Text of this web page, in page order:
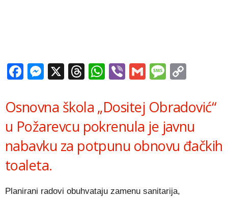
Facebook
Messenger
X Threads
WhatsApp
ViberGmail
Osnovna škola „Dositej Obradović“
u Požarevcu pokrenula je javnu
nabavku za potpunu obnovu đačkih
toaleta.
Planirani radovi obuhvataju zamenu sanitarija,